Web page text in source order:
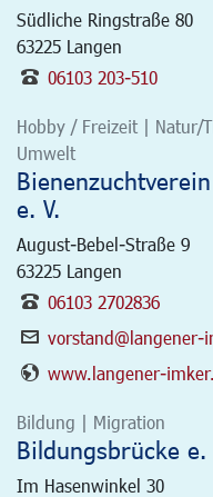
Südliche Ringstraße 80
63225 Langen
06103 203-510
Hobby / Freizeit | Natur/
Umwelt
e. V.
August-Bebel-Straße 9
63225 Langen
06103 2702836
vorstand@langener-
www.langener-
Bildung | Migration
Bildungsbrücke e.
Im Hasenwinkel 30